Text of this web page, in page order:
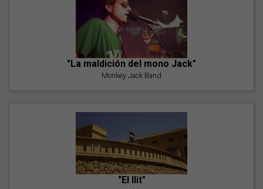
"La maldición del mono Jack"
Monkey Jack Band
"El llit"